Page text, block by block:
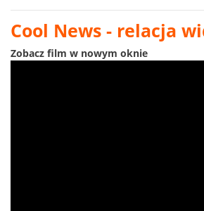
Cool News - relacja
Zobacz film w nowym oknie